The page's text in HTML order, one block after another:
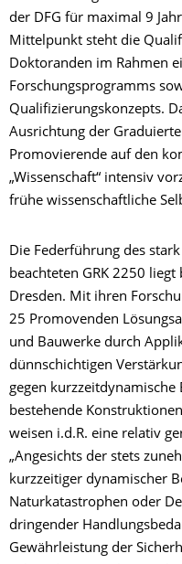
der DFG für maximal 9
Mittelpunkt steht die
Doktoranden im Rahmen
Forschungsprogramms
Qualifizierungskonzepts.
Ausrichtung der
Promovierende auf den
„Wissenschaft“ intensiv
frühe wissenschaftliche
Die Federführung des
beachteten GRK 2250
Dresden. Mit ihren
25 Promovenden
und Bauwerke durch
dünnschichtigen
gegen kurzzeitdynamische
bestehende
weisen i.d.R. eine relativ
„Angesichts der stets
kurzzeitiger dynamischer
Naturkatastrophen oder
dringender
Gewährleistung der